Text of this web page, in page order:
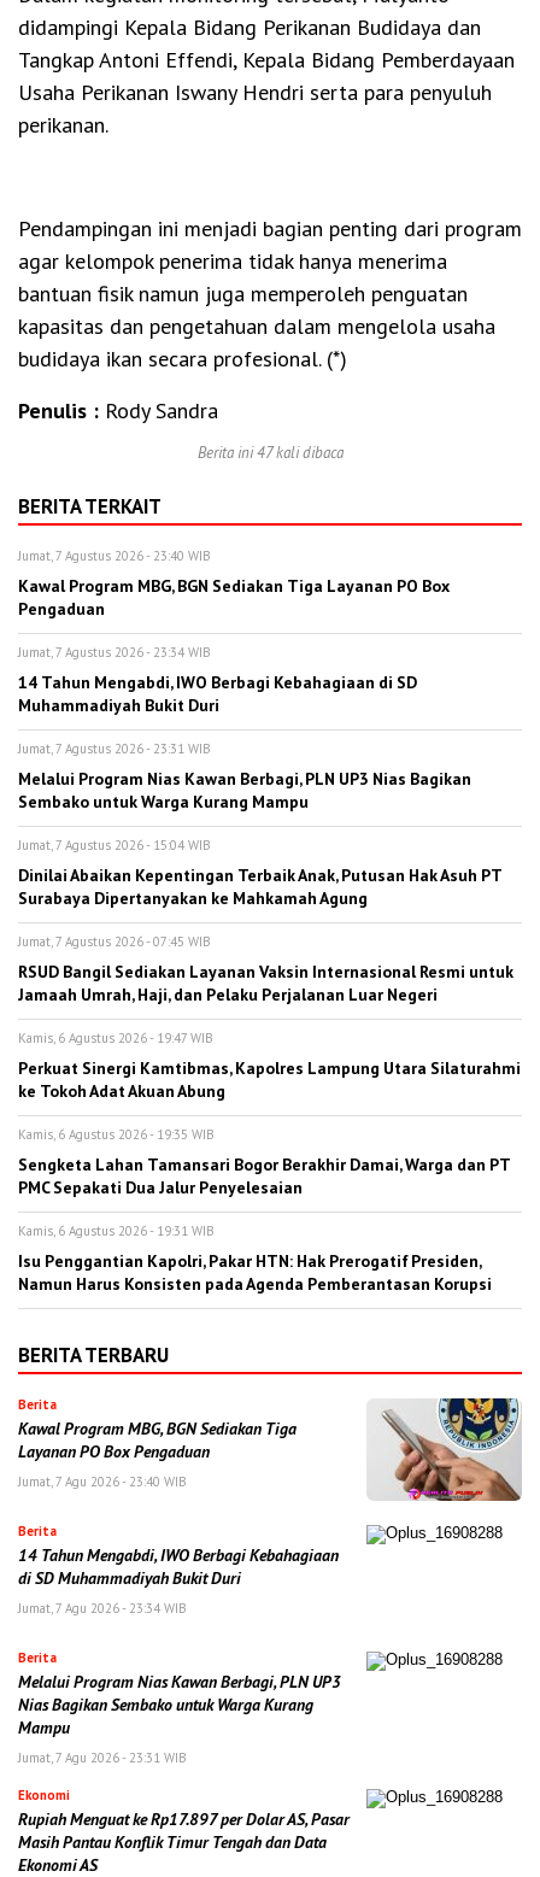
didampingi Kepala Bidang Perikanan Budidaya dan
Tangkap Antoni Effendi, Kepala Bidang Pemberdayaan
Usaha Perikanan Iswany Hendri serta para penyuluh
perikanan.
Pendampingan ini menjadi bagian penting dari program
agar kelompok penerima tidak hanya menerima
bantuan fisik namun juga memperoleh penguatan
kapasitas dan pengetahuan dalam mengelola usaha
budidaya ikan secara profesional. (*)
Penulis : Rody Sandra
Berita ini 47 kali dibaca
BERITA TERKAIT
Jumat, 7 Agustus 2026 - 23:40 WIB
Kawal Program MBG, BGN Sediakan Tiga Layanan PO Box
Pengaduan
Jumat, 7 Agustus 2026 - 23:34 WIB
14 Tahun Mengabdi, IWO Berbagi Kebahagiaan di SD
Muhammadiyah Bukit Duri
Jumat, 7 Agustus 2026 - 23:31 WIB
Melalui Program Nias Kawan Berbagi, PLN UP3 Nias Bagikan
Sembako untuk Warga Kurang Mampu
Jumat, 7 Agustus 2026 - 15:04 WIB
Dinilai Abaikan Kepentingan Terbaik Anak, Putusan Hak Asuh PT
Surabaya Dipertanyakan ke Mahkamah Agung
Jumat, 7 Agustus 2026 - 07:45 WIB
RSUD Bangil Sediakan Layanan Vaksin Internasional Resmi untuk
Jamaah Umrah, Haji, dan Pelaku Perjalanan Luar Negeri
Kamis, 6 Agustus 2026 - 19:47 WIB
Perkuat Sinergi Kamtibmas, Kapolres Lampung Utara Silaturahmi
ke Tokoh Adat Akuan Abung
Kamis, 6 Agustus 2026 - 19:35 WIB
Sengketa Lahan Tamansari Bogor Berakhir Damai, Warga dan PT
PMC Sepakati Dua Jalur Penyelesaian
Kamis, 6 Agustus 2026 - 19:31 WIB
Isu Penggantian Kapolri, Pakar HTN: Hak Prerogatif Presiden,
Namun Harus Konsisten pada Agenda Pemberantasan Korupsi
BERITA TERBARU
Berita
Kawal Program MBG, BGN Sediakan Tiga
Layanan PO Box Pengaduan
Jumat, 7 Agu 2026 - 23:40 WIB
Berita
14 Tahun Mengabdi, IWO Berbagi Kebahagiaan
di SD Muhammadiyah Bukit Duri
Jumat, 7 Agu 2026 - 23:34 WIB
Berita
Melalui Program Nias Kawan Berbagi, PLN UP3
Nias Bagikan Sembako untuk Warga Kurang
Mampu
Jumat, 7 Agu 2026 - 23:31 WIB
Ekonomi
Rupiah Menguat ke Rp17.897 per Dolar AS, Pasar
Masih Pantau Konflik Timur Tengah dan Data
Ekonomi AS